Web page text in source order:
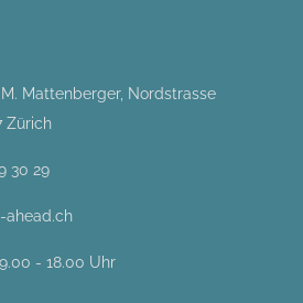
Mattenberger, Nordstrasse
Zürich
30 29
ahead.ch
9.00 - 18.00 Uhr